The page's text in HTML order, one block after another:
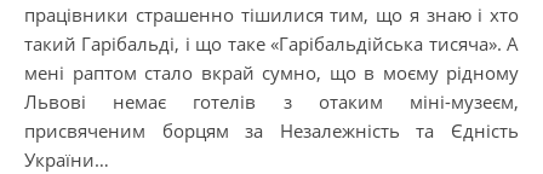
працівники страшенно тішилися тим, що я знаю і хто
такий Гарібальді, і що таке «Гарібальдійська тисяча». А
мені раптом стало вкрай сумно, що в моєму рідному
Львові немає готелів з отаким міні-музеєм,
присвяченим борцям за Незалежність та Єдність
України…